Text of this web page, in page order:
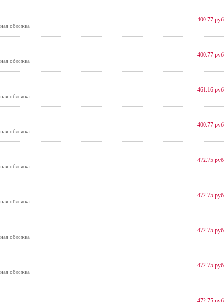
обложка
400.77 руб
обложка
400.77 руб
обложка
461.16 руб
обложка
400.77 руб
обложка
472.75 руб
обложка
472.75 руб
обложка
472.75 руб
обложка
472.75 руб
472.75 руб